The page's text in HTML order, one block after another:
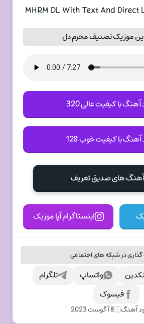
MHRM DL With Text And Direct
موزیک تصنیف محرم دل
آهنگ با کیفیت عالی 320
آهنگ با کیفیت خوب 128
آهنگ های صدیق تعریف
اینستاگرام آپا موزیک
در شبکه های اجتماعی
تلگرام واتساپ
فیسوک
آهنگ 8 آگوست 2023